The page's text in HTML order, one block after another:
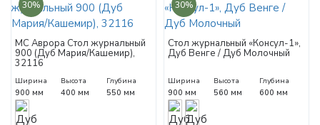
30%
МС Аврора Стол журнальный
900 (Дуб Мария/Кашемир),
32116
Ширина
900 мм
Высота
400 мм
Глубина
550 мм
30%
Стол журнальный «Консул-1»,
Дуб Венге / Дуб Молочный
Ширина
900 мм
Высота
560 мм
Глубина
600 мм